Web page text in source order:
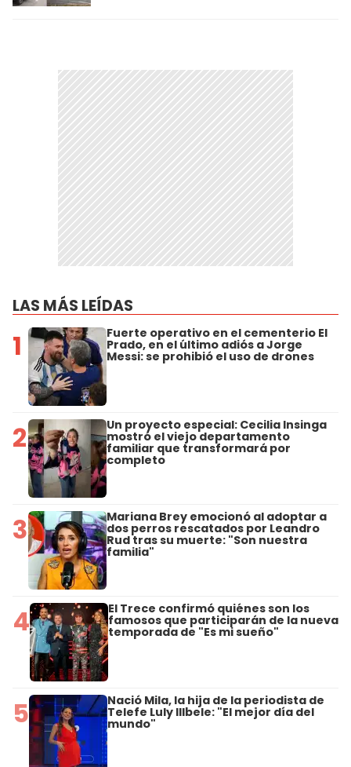
LAS MÁS LEÍDAS
1 Fuerte operativo en el cementerio El
Prado, en el último adiós a Jorge
Messi: se prohibió el uso de drones
2 Un proyecto especial: Cecilia Insinga
mostró el viejo departamento
familiar que transformará por
completo
3 Mariana Brey emocionó al adoptar a
dos perros rescatados por Leandro
Rud tras su muerte: "Son nuestra
familia"
4 El Trece confirmó quiénes son los
famosos que participarán de la nueva
temporada de "Es mi sueño"
5 Nació Mila, la hija de la periodista de
Telefe Luly Illbele: "El mejor día del
mundo"